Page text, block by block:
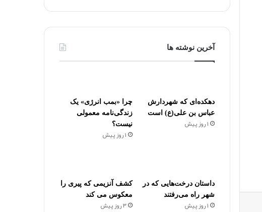
آخرین نوشته ها
دهکده‌ای که شهردارش
عباس بن علی(ع) است
1 روز پیش
چرا «بمب انرژی» یک
زندگی‌نامه معمولی
نیست؟
1 روز پیش
داستان درخت‌هایی که در
شهر راه می‌رفتند
1 روز پیش
کشف آنزیمی که پیری را
معکوس می کند
3 روز پیش